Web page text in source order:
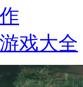
戏大全